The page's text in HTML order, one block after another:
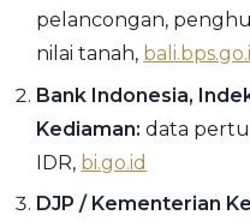
pelancongan,
nilai tanah,
Bank Indonesia,
Kediaman: data
IDR, bi.go.id
DJP / Kementerian